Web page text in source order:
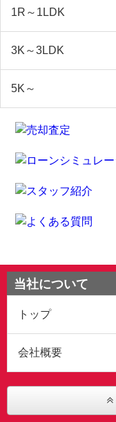
1R～1LDK
3K～3LDK
5K～
当社について
トップ
会社概要